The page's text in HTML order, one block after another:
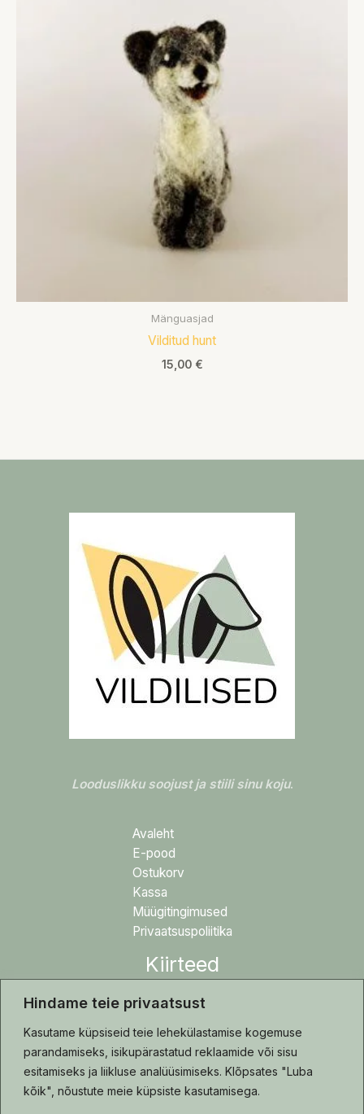
Hindame teie privaatsust
Kasutame küpsiseid teie lehekülastamise kogemuse
parandamiseks, isikupärastatud reklaamide või sisu
esitamiseks ja liikluse analüüsimiseks. Klõpsates "Luba
kõik", nõustute meie küpsiste kasutamisega.
Mänguasjad
Vilditud hunt
15,00 €
Looduslikku soojust ja stiili sinu koju.
Avaleht
E-pood
Ostukorv
Kassa
Müügitingimused
Privaatsuspoliitika
Kiirteed
Blogi